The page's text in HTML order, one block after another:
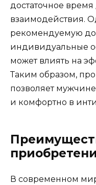
достаточное
взаимодействия.
рекомендуемую
индивидуальные
может влиять на
Таким образом,
позволяет
и комфортно в
В современном